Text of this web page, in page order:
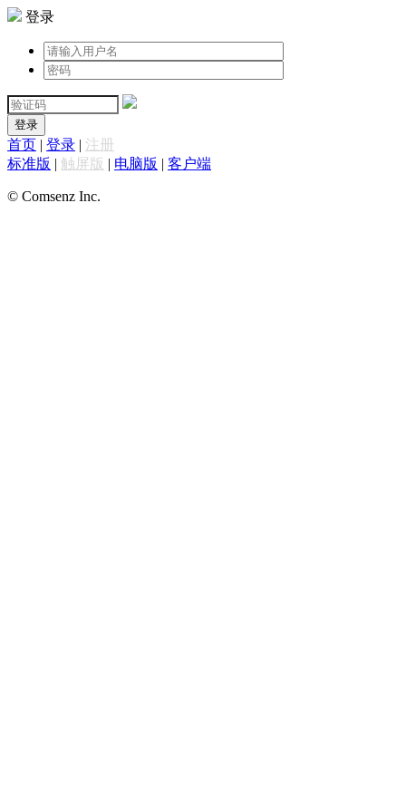
登录
登录
首页 | 登录 | 注册
标准版 | 触屏版 | 电脑版 | 客户端
© Comsenz Inc.